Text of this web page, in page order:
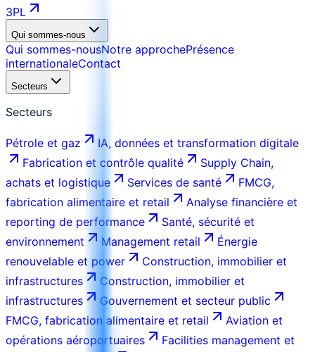
3PL
Qui sommes-nous
Qui sommes-nousNotre approchePrésence
internationaleContact
Secteurs
Secteurs
Pétrole et gaz
IA, données et transformation digitale
Fabrication et contrôle qualité
Supply Chain,
achats et logistique
Services de santé
FMCG,
fabrication alimentaire et retail
Analyse financière et
reporting de performance
Santé, sécurité et
environnement
Management retail
Énergie
renouvelable et power
Construction, immobilier et
infrastructures
Construction, immobilier et
infrastructures
Gouvernement et secteur public
FMCG, fabrication alimentaire et retail
Aviation et
opérations aéroportuaires
Facilities management et